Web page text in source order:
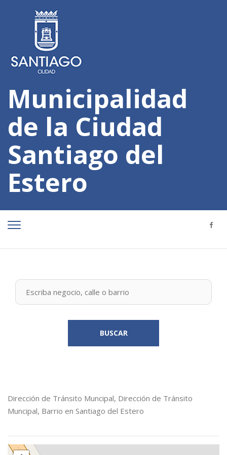
Municipalidad
de la Ciudad
Santiago del
Estero
BUSCAR
Dirección de Tránsito Muncipal, Dirección de Tránsito
Muncipal, Barrio en Santiago del Estero